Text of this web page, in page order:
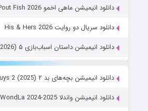
دانلود انیمیشن ماهی اخمو The Pout-Pout Fish 2026
دانلود سریال دو روایت His & Hers 2026
دانلود انیمیشن داستان اسباب‌بازی ۵ Toy Story 5 (2026)
دانلود انیمیشن بچه‌های بد ۲ The Bad Guys 2 (2025)
دانلود انیمیشن واندلا WondLa 2024-2025